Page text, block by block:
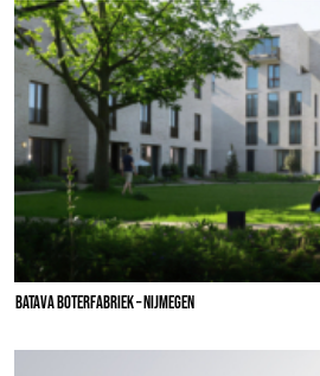
BATAVA BOTERFABRIEK – NIJMEGEN